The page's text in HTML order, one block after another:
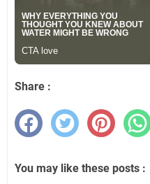
Share :
You may like these posts :